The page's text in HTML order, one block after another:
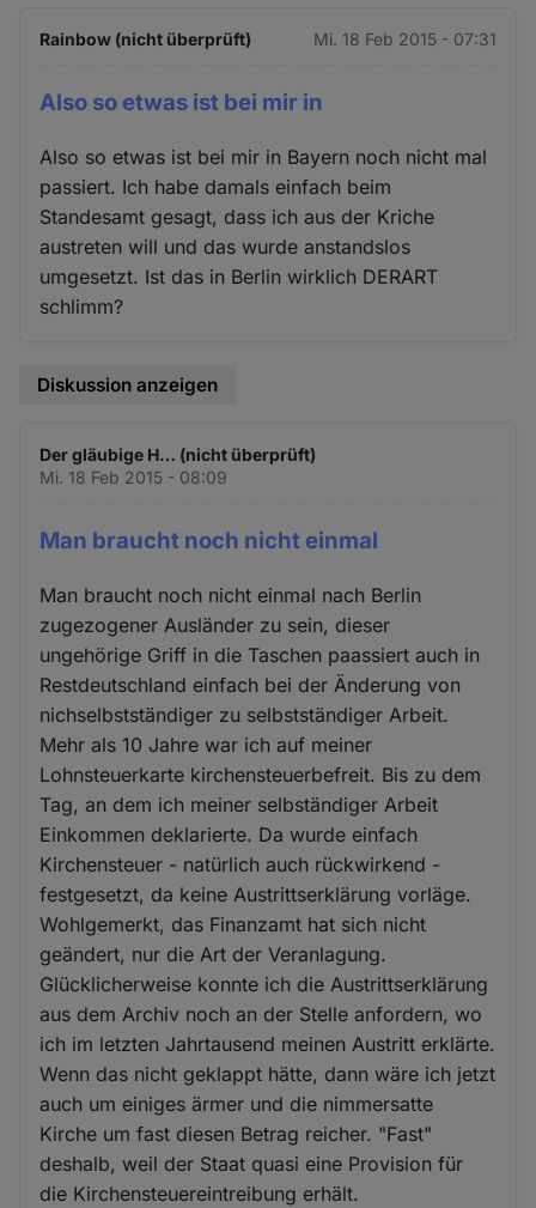
Rainbow (nicht überprüft) Mi. 18 Feb 2015 - 07:31
Also so etwas ist bei mir in
Also so etwas ist bei mir in Bayern noch nicht mal
passiert. Ich habe damals einfach beim
Standesamt gesagt, dass ich aus der Kriche
austreten will und das wurde anstandslos
umgesetzt. Ist das in Berlin wirklich DERART
schlimm?
Diskussion anzeigen
Der gläubige H… (nicht überprüft)
Mi. 18 Feb 2015 - 08:09
Man braucht noch nicht einmal
Man braucht noch nicht einmal nach Berlin
zugezogener Ausländer zu sein, dieser
ungehörige Griff in die Taschen paassiert auch in
Restdeutschland einfach bei der Änderung von
nichselbstständiger zu selbstständiger Arbeit.
Mehr als 10 Jahre war ich auf meiner
Lohnsteuerkarte kirchensteuerbefreit. Bis zu dem
Tag, an dem ich meiner selbständiger Arbeit
Einkommen deklarierte. Da wurde einfach
Kirchensteuer - natürlich auch rückwirkend -
festgesetzt, da keine Austrittserklärung vorläge.
Wohlgemerkt, das Finanzamt hat sich nicht
geändert, nur die Art der Veranlagung.
Glücklicherweise konnte ich die Austrittserklärung
aus dem Archiv noch an der Stelle anfordern, wo
ich im letzten Jahrtausend meinen Austritt erklärte.
Wenn das nicht geklappt hätte, dann wäre ich jetzt
auch um einiges ärmer und die nimmersatte
Kirche um fast diesen Betrag reicher. "Fast"
deshalb, weil der Staat quasi eine Provision für
die Kirchensteuereintreibung erhält.